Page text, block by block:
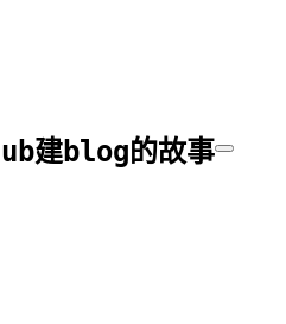
建blog的故事